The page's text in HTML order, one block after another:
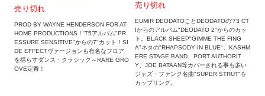
売り切れ
PROD BY WAYNE HENDERSON FOR AT
HOME PRODUCTIONS！'75アルバム"PR
ESSURE SENSITIVE"からの7"カット！SI
DE EFFECTヴァージョンも有名なフロア
を揺らすダンス・クラシック～RARE GRO
OVE定番！
売り切れ
EUMIR DEODATOことDEODATOの'73 CT
Iからのアルバム"DEODATO 2"からのカッ
ト。BLACK SHEEP"GIMME THE FING
A"ネタの"RHAPSODY IN BLUE"、KASHM
ERE STAGE BAND、PORT AUTHORIT
Y、JOE BATAAN等カバーされる事も多い
ジャズ・ファンク名曲"SUPER STRUT"を
カップリング。